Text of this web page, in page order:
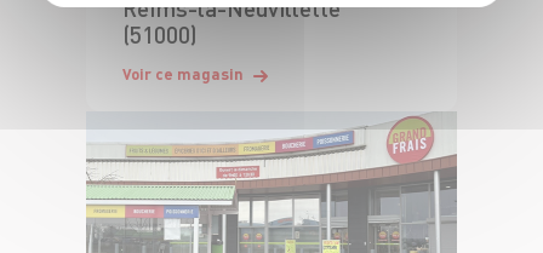
Reims-la-Neuvillette
(51000)
Voir ce magasin